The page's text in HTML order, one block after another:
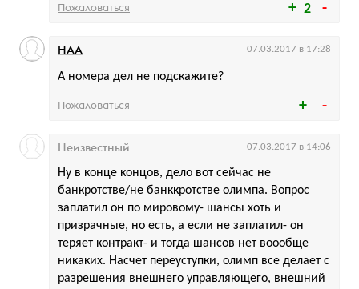
2
Пожаловаться
А номера дел не подскажите?
НАА 07.03.2017 в 17:28
Пожаловаться
Ну в конце концов, дело вот сейчас не
банкротстве/не банккротстве олимпа. Вопрос
заплатил он по мировому- шансы хоть и
призрачные, но есть, а если не заплатил- он
теряет контракт- и тогда шансов нет воообще
никаких. Насчет переуступки, олимп все делает с
разрешения внешнего управляющего, внешний
Неизвестный 07.03.2017 в 14:06